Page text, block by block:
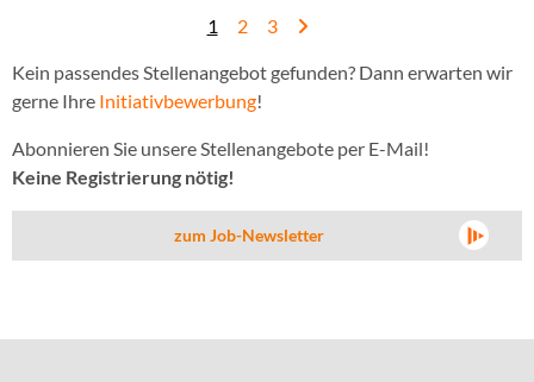
1 2 3
Kein passendes Stellenangebot gefunden? Dann erwarten wir
gerne Ihre Initiativbewerbung!
Abonnieren Sie unsere Stellenangebote per E-Mail!
Keine Registrierung nötig!
zum Job-Newsletter